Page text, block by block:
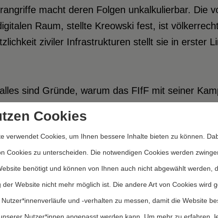
macht deren Folgen unkalkulierbar. Die
Raum, stellte Kreowski fest, ist
ziviler Infrastrukturen stellt sie in erster
sind Gründe, warum das FIfF mit seiner
jeglicher Form von Cyberwaffen, zumindest
entmilitarisiert werden und allein dem Frieden
Operationen missbraucht zu werden.
zu schaffen, die Cyberangriffe auf
Forderungen der Kampagne sind ein Verbot
auf Cyberattacken, international transparente
die Offenlegung und Beseitigung
Cookies
verwendet Cookies, um Ihnen bessere Inhalte bieten zu können.
Cookies zu unterscheiden. Die notwendigen Cookies werden
benötigt und können von Ihnen auch nicht abgewählt werden,
der Website nicht mehr möglich ist. Die andere Art von Cookies wird
und -verhalten zu messen, damit die Website